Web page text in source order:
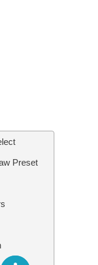
Preset